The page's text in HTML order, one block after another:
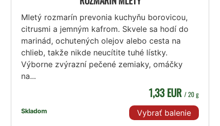
Mletý rozmarín prevonia kuchyňu borovicou,
citrusmi a jemným kafrom. Skvele sa hodí do
marinád, ochutených olejov alebo cesta na
chlieb, takže nikde neucítite tuhé lístky.
Výborne zvýrazní pečené zemiaky, omáčky
na...
Skladom
1,33 EUR / 20 g
Vybrať balenie